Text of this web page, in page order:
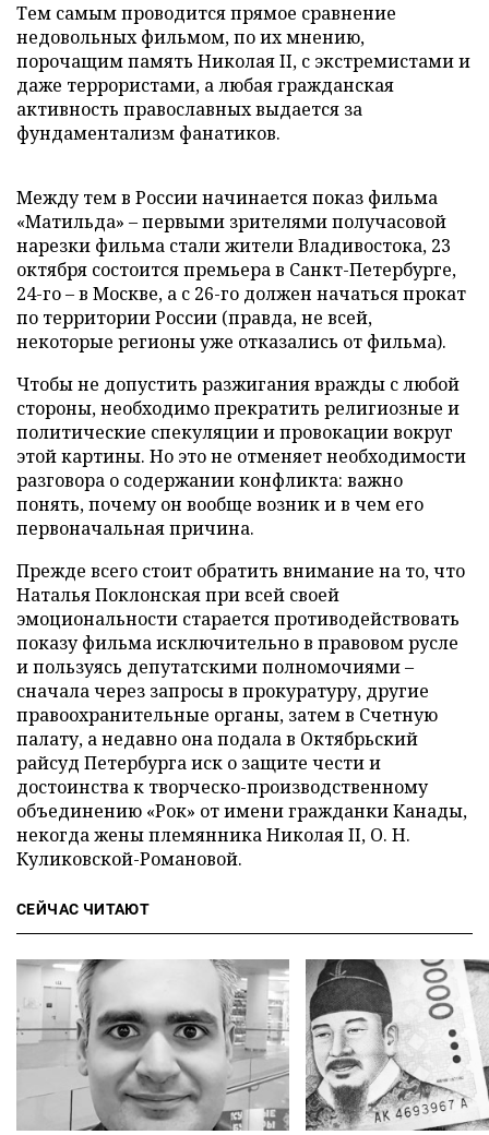
Тем самым проводится прямое сравнение
недовольных фильмом, по их мнению,
порочащим память Николая II, с экстремистами и
даже террористами, а любая гражданская
активность православных выдается за
фундаментализм фанатиков.
Между тем в России начинается показ фильма
«Матильда» – первыми зрителями получасовой
нарезки фильма стали жители Владивостока, 23
октября состоится премьера в Санкт-Петербурге,
24-го – в Москве, а с 26-го должен начаться прокат
по территории России (правда, не всей,
некоторые регионы уже отказались от фильма).
Чтобы не допустить разжигания вражды с любой
стороны, необходимо прекратить религиозные и
политические спекуляции и провокации вокруг
этой картины. Но это не отменяет необходимости
разговора о содержании конфликта: важно
понять, почему он вообще возник и в чем его
первоначальная причина.
Прежде всего стоит обратить внимание на то, что
Наталья Поклонская при всей своей
эмоциональности старается противодействовать
показу фильма исключительно в правовом русле
и пользуясь депутатскими полномочиями –
сначала через запросы в прокуратуру, другие
правоохранительные органы, затем в Счетную
палату, а недавно она подала в Октябрьский
райсуд Петербурга иск о защите чести и
достоинства к творческо-производственному
объединению «Рок» от имени гражданки Канады,
некогда жены племянника Николая II, О. Н.
Куликовской-Романовой.
СЕЙЧАС ЧИТАЮТ